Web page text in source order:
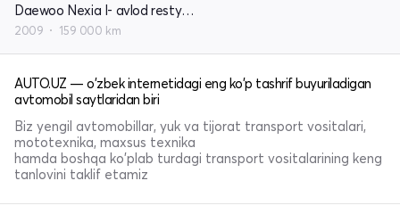
Daewoo Nexia I- avlod restyling
2009 159 000 km
AUTO.UZ — o'zbek internetidagi eng ko'p tashrif buyuriladigan
avtomobil saytlaridan biri
Biz yengil avtomobillar, yuk va tijorat transport vositalari,
mototexnika, maxsus texnika
hamda boshqa ko'plab turdagi transport vositalarining keng
tanlovini taklif etamiz